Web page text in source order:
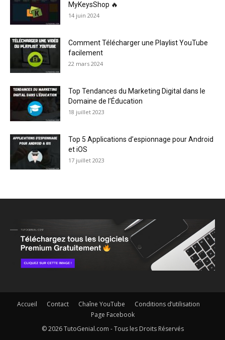
MyKeysShop 🔥
14 juin 2024
Comment Télécharger une Playlist YouTube
facilement
22 mars 2024
Top Tendances du Marketing Digital dans le
Domaine de l’Éducation
18 juillet 2023
Top 5 Applications d’espionnage pour Android
et iOS
17 juillet 2023
Accueil Contact Chaîne YouTube
Conditions d’utilisation
Page Facebook
© 2026 TutoGenial.com - Tous les Droits Réservés